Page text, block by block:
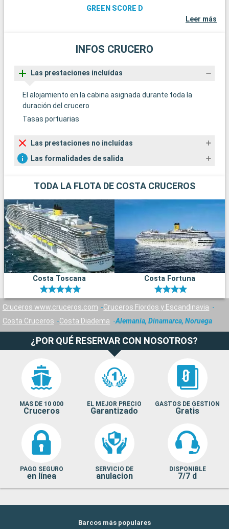
GREEN SCORE D
Leer más
INFOS CRUCERO
Las prestaciones incluídas
El alojamiento en la cabina asignada durante toda la
duración del crucero
Tasas portuarias
Las prestaciones no incluídas
Las formalidades de salida
TODA LA FLOTA DE COSTA CRUCEROS
Costa Toscana Costa Fortuna
Cruceros www.cruceros.com
Cruceros Fiordos y Escandinavia
Costa Cruceros
Costa Diadema Alemania, Dinamarca, Noruega
¿POR QUÉ RESERVAR CON NOSOTROS?
MAS DE 10 000
Cruceros
EL MEJOR PRECIO
Garantizado
GASTOS DE GESTION
Gratis
PAGO SEGURO
en línea
SERVICIO DE
anulacion
DISPONIBLE
7/7 d
Barcos más populares